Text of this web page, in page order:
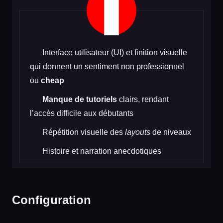
Interface utilisateur (UI) et finition visuelle
qui donnent un sentiment non professionnel
ou cheap
Manque de tutoriels clairs, rendant
l’accès difficile aux débutants
Répétition visuelle des layouts de niveaux
Histoire et narration anecdotiques
Configuration